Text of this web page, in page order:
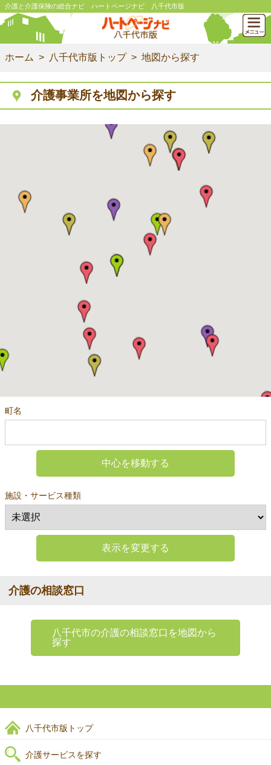
介護と介護保険の総合ナビ ハートページナビ 八千代市版
ホーム 八千代市版トップ 地図から探す
介護事業所を地図から探す
町名
中心を移動する
施設・サービス種類
表示を変更する
介護の相談窓口
八千代市の介護の相談窓口を地図から
探す
八千代市版トップ
介護サービスを探す